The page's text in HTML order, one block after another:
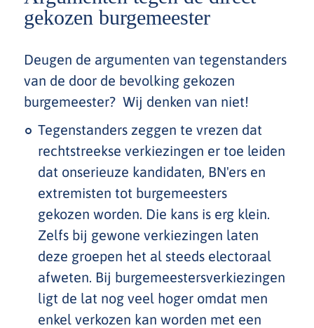
gekozen burgemeester
Deugen de argumenten van tegenstanders
van de door de bevolking gekozen
burgemeester? Wij denken van niet!
Tegenstanders zeggen te vrezen dat
rechtstreekse verkiezingen er toe leiden
dat onserieuze kandidaten, BN'ers en
extremisten tot burgemeesters
gekozen worden. Die kans is erg klein.
Zelfs bij gewone verkiezingen laten
deze groepen het al steeds electoraal
afweten. Bij burgemeestersverkiezingen
ligt de lat nog veel hoger omdat men
enkel verkozen kan worden met een